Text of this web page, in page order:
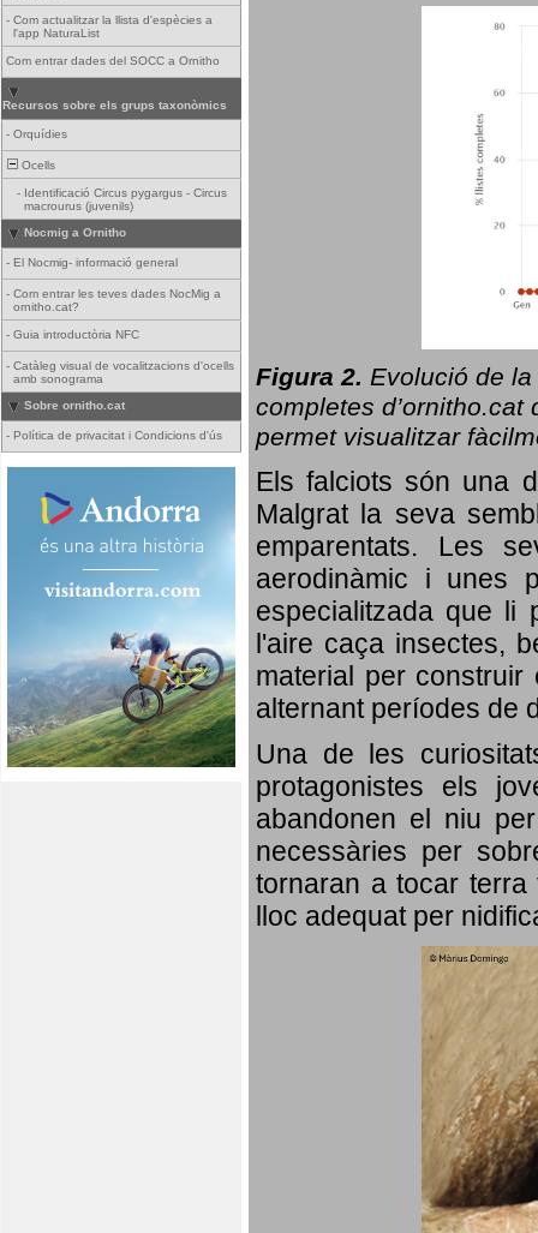
- Com actualitzar la llista d'espècies a
l'app NaturaList
Com entrar dades del SOCC a Ornitho
Recursos sobre els grups taxonòmics
- Orquídies
Ocells
- Identificació Circus pygargus - Circus
macrourus (juvenils)
Nocmig a Ornitho
- El Nocmig- informació general
- Com entrar les teves dades NocMig a
ornitho.cat?
- Guia introductòria NFC
- Catàleg visual de vocalitzacions d'ocells
amb sonograma
Sobre ornitho.cat
- Política de privacitat i Condicions d'ús
Figura 2. Evolució de la
completes d’ornitho.cat
permet visualitzar
Els falciots són una
Malgrat la seva
emparentats. Les
aerodinàmic i unes
especialitzada que li
l'aire caça insectes,
material per
alternant períodes de
Una de les
protagonistes els
abandonen el niu
necessàries per
tornaran a tocar
lloc adequat per